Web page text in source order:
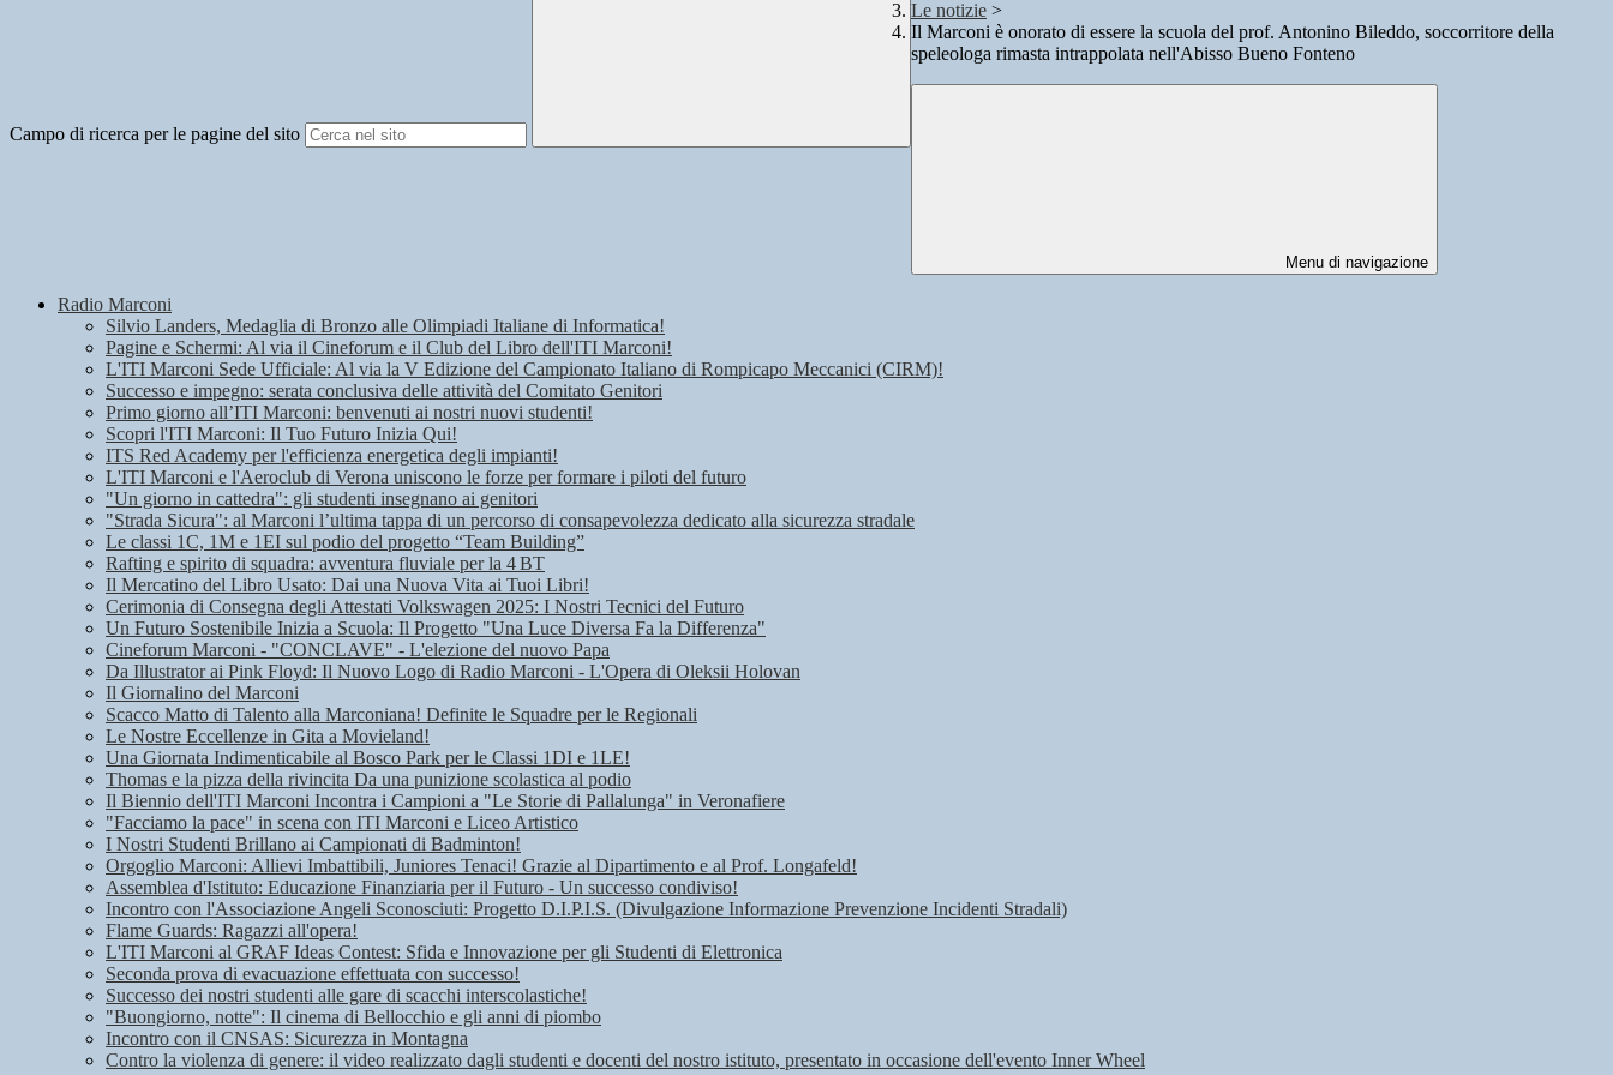
Campo di ricerca per le pagine del sito
Le notizie >
Il Marconi è onorato di essere la scuola del prof. Antonino Bileddo, soccorritore della
speleologa rimasta intrappolata nell'Abisso Bueno Fonteno
Menu di navigazione
Radio Marconi
Silvio Landers, Medaglia di Bronzo alle Olimpiadi Italiane di Informatica!
Pagine e Schermi: Al via il Cineforum e il Club del Libro dell'ITI Marconi!
L'ITI Marconi Sede Ufficiale: Al via la V Edizione del Campionato Italiano di Rompicapo Meccanici (CIRM)!
Successo e impegno: serata conclusiva delle attività del Comitato Genitori
Primo giorno all’ITI Marconi: benvenuti ai nostri nuovi studenti!
Scopri l'ITI Marconi: Il Tuo Futuro Inizia Qui!
ITS Red Academy per l'efficienza energetica degli impianti!
L'ITI Marconi e l'Aeroclub di Verona uniscono le forze per formare i piloti del futuro
"Un giorno in cattedra": gli studenti insegnano ai genitori
"Strada Sicura": al Marconi l’ultima tappa di un percorso di consapevolezza dedicato alla sicurezza stradale
Le classi 1C, 1M e 1EI sul podio del progetto “Team Building”
Rafting e spirito di squadra: avventura fluviale per la 4 BT
Il Mercatino del Libro Usato: Dai una Nuova Vita ai Tuoi Libri!
Cerimonia di Consegna degli Attestati Volkswagen 2025: I Nostri Tecnici del Futuro
Un Futuro Sostenibile Inizia a Scuola: Il Progetto "Una Luce Diversa Fa la Differenza"
Cineforum Marconi - "CONCLAVE" - L'elezione del nuovo Papa
Da Illustrator ai Pink Floyd: Il Nuovo Logo di Radio Marconi - L'Opera di Oleksii Holovan
Il Giornalino del Marconi
Scacco Matto di Talento alla Marconiana! Definite le Squadre per le Regionali
Le Nostre Eccellenze in Gita a Movieland!
Una Giornata Indimenticabile al Bosco Park per le Classi 1DI e 1LE!
Thomas e la pizza della rivincita Da una punizione scolastica al podio
Il Biennio dell'ITI Marconi Incontra i Campioni a "Le Storie di Pallalunga" in Veronafiere
"Facciamo la pace" in scena con ITI Marconi e Liceo Artistico
I Nostri Studenti Brillano ai Campionati di Badminton!
Orgoglio Marconi: Allievi Imbattibili, Juniores Tenaci! Grazie al Dipartimento e al Prof. Longafeld!
Assemblea d'Istituto: Educazione Finanziaria per il Futuro - Un successo condiviso!
Incontro con l'Associazione Angeli Sconosciuti: Progetto D.I.P.I.S. (Divulgazione Informazione Prevenzione Incidenti Stradali)
Flame Guards: Ragazzi all'opera!
L'ITI Marconi al GRAF Ideas Contest: Sfida e Innovazione per gli Studenti di Elettronica
Seconda prova di evacuazione effettuata con successo!
Successo dei nostri studenti alle gare di scacchi interscolastiche!
"Buongiorno, notte": Il cinema di Bellocchio e gli anni di piombo
Incontro con il CNSAS: Sicurezza in Montagna
Contro la violenza di genere: il video realizzato dagli studenti e docenti del nostro istituto, presentato in occasione dell'evento Inner Wheel